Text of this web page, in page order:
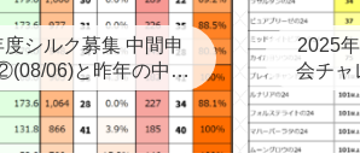
度シルク募集 中間申
06)と昨年の中間
③→最終
2025
会チャ